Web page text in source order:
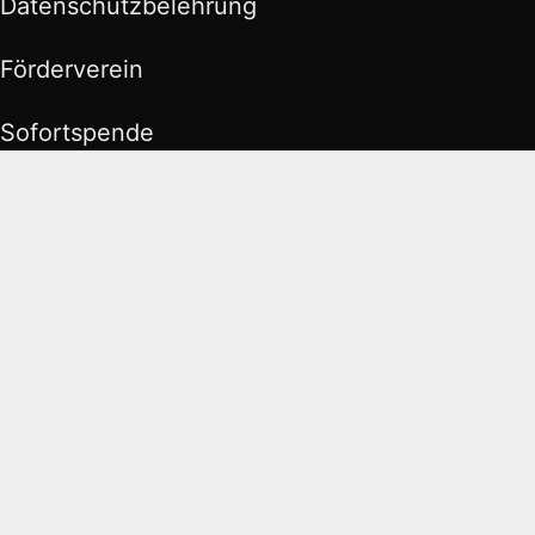
Datenschutzbelehrung
Förderverein
Sofortspende